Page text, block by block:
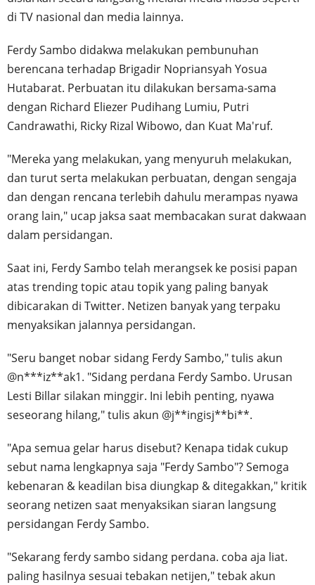
di TV nasional dan media lainnya.
Ferdy Sambo didakwa melakukan pembunuhan
berencana terhadap Brigadir Nopriansyah Yosua
Hutabarat. Perbuatan itu dilakukan bersama-sama
dengan Richard Eliezer Pudihang Lumiu, Putri
Candrawathi, Ricky Rizal Wibowo, dan Kuat Ma'ruf.
"Mereka yang melakukan, yang menyuruh melakukan,
dan turut serta melakukan perbuatan, dengan sengaja
dan dengan rencana terlebih dahulu merampas nyawa
orang lain," ucap jaksa saat membacakan surat dakwaan
dalam persidangan.
Saat ini, Ferdy Sambo telah merangsek ke posisi papan
atas trending topic atau topik yang paling banyak
dibicarakan di Twitter. Netizen banyak yang terpaku
menyaksikan jalannya persidangan.
"Seru banget nobar sidang Ferdy Sambo," tulis akun
@n***iz**ak1. "Sidang perdana Ferdy Sambo. Urusan
Lesti Billar silakan minggir. Ini lebih penting, nyawa
seseorang hilang," tulis akun @j**ingisj**bi**.
"Apa semua gelar harus disebut? Kenapa tidak cukup
sebut nama lengkapnya saja "Ferdy Sambo"? Semoga
kebenaran & keadilan bisa diungkap & ditegakkan," kritik
seorang netizen saat menyaksikan siaran langsung
persidangan Ferdy Sambo.
"Sekarang ferdy sambo sidang perdana. coba aja liat.
paling hasilnya sesuai tebakan netijen," tebak akun